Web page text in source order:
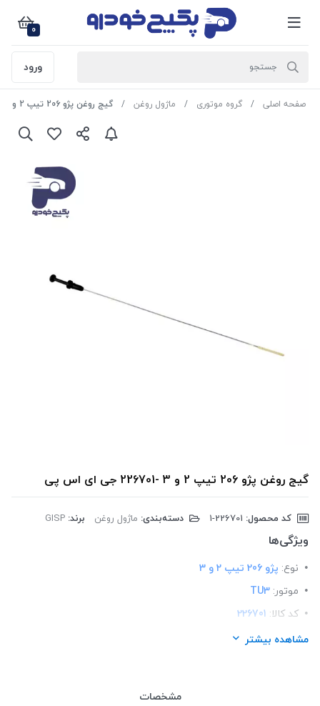
0
ورود
صفحه اصلی گروه موتوری ماژول روغن گیج روغن پژو 206 تیپ 2 و 3 -226701 جی ای اس پی
گیج روغن پژو 206 تیپ 2 و 3 -226701 جی ای اس پی
کد محصول: دسته‌بندی: ماژول روغن برند: GISP
ویژگی‌ها
نوع: پژو 206 تیپ 2 و 3
موتور: TU3
کد کالا: 226701
لیست محصولات:
مشاهده بیشتر
مشخصات